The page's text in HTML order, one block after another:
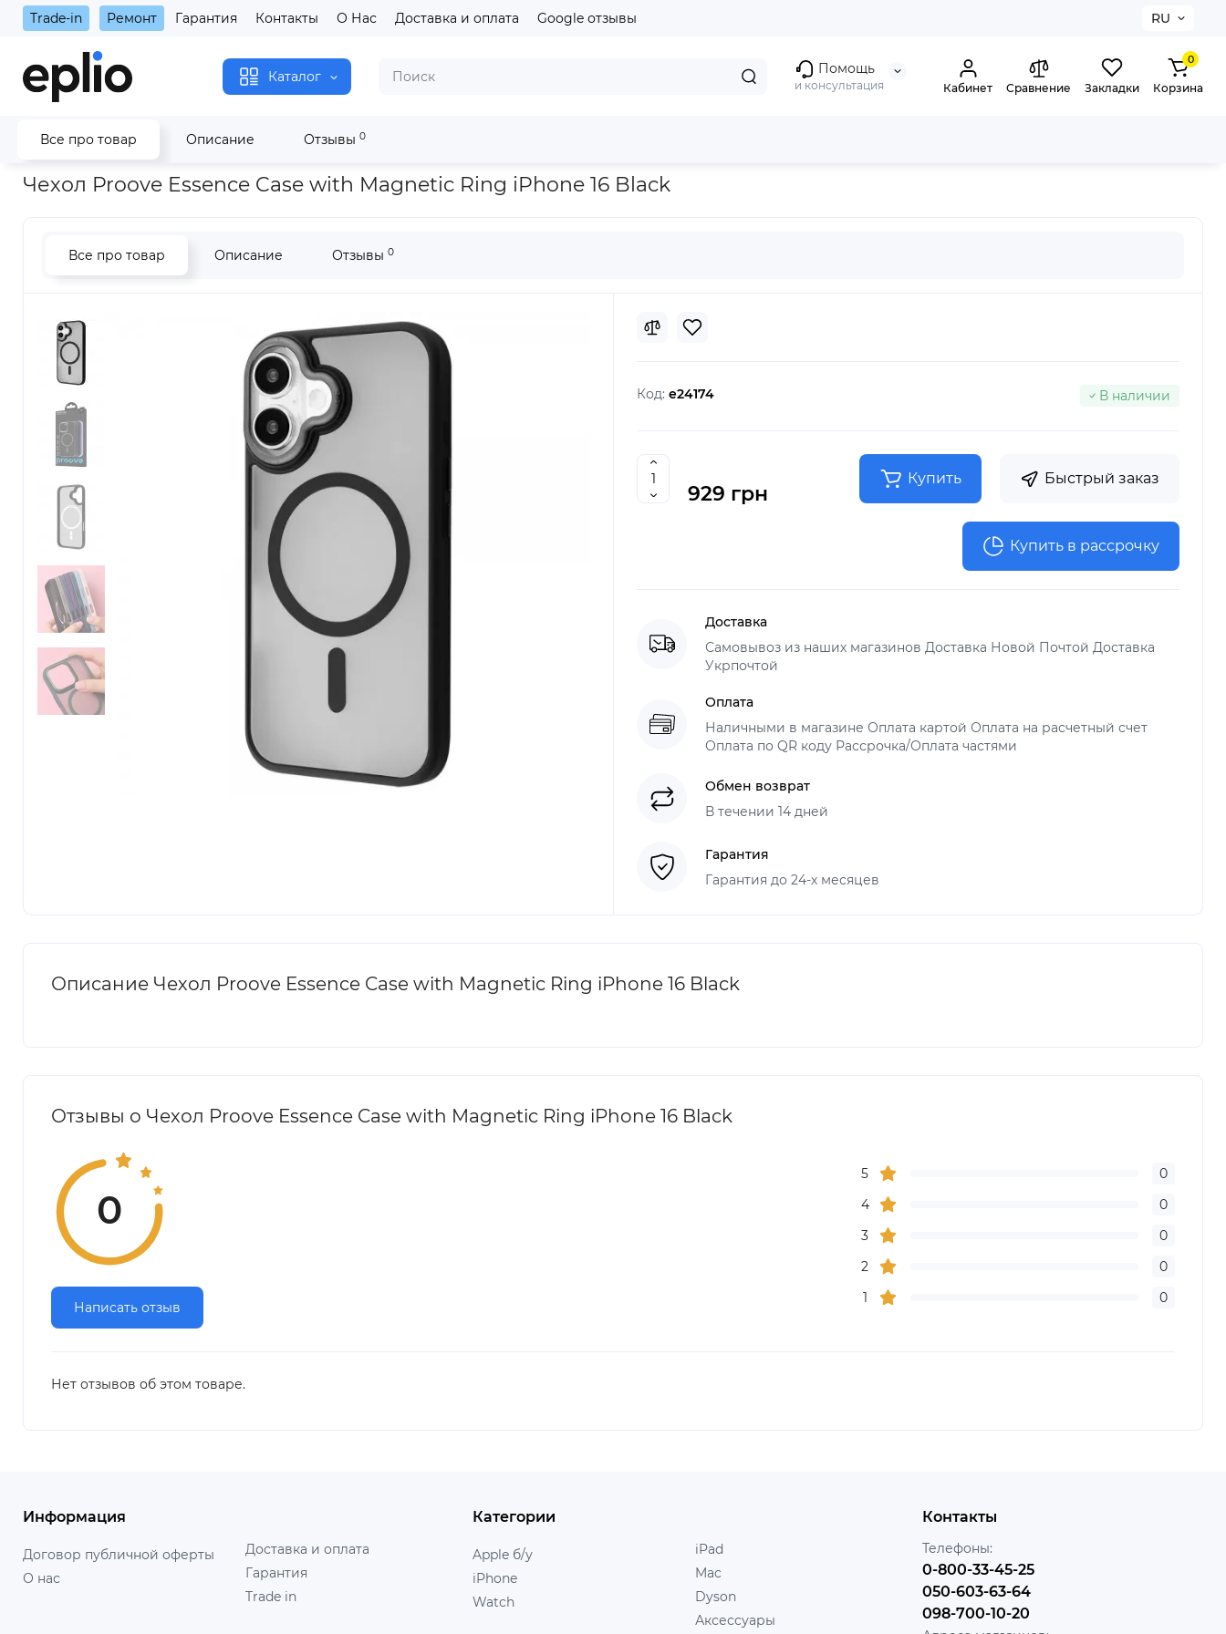
Trade-in Ремонт Гарантия Контакты О Нас Доставка и оплата Google отзывы RU
Каталог Помощь
и консультация Кабинет Сравнение Закладки
0
Корзина
Все про товар Описание Отзывы 0
Главная Чехол Proove Essence Case with Magnetic Ring iPhone 16 Black
Чехол Proove Essence Case with Magnetic Ring iPhone 16 Black
Все про товар Описание Отзывы 0
Код: e24174 В наличии
929 грн
Купить Быстрый заказ
Купить в рассрочку
Доставка
Самовывоз из наших магазинов Доставка Новой Почтой Доставка
Укрпочтой
Оплата
Наличными в магазине Оплата картой Оплата на расчетный счет
Оплата по QR коду Рассрочка/Оплата частями
Обмен возврат
В течении 14 дней
Гарантия
Гарантия до 24-х месяцев
Описание Чехол Proove Essence Case with Magnetic Ring iPhone 16 Black
Отзывы о Чехол Proove Essence Case with Magnetic Ring iPhone 16 Black
0
Написать отзыв
5
0
4
0
3
0
2
0
1
0
Нет отзывов об этом товаре.
Информация
Договор публичной оферты
О нас
Доставка и оплата
Гарантия
Trade in
Категории
Apple б/у
iPhone
Watch
iPad
Mac
Dyson
Аксессуары
Контакты
Телефоны:
0-800-33-45-25
050-603-63-64
098-700-10-20